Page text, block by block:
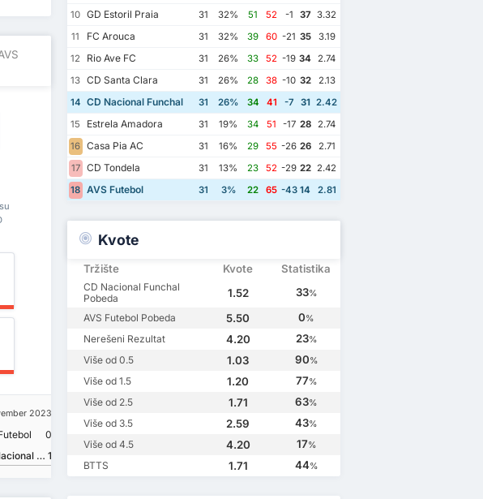
2023
0
CD Nacional Funchal 1
10 GD Estoril Praia 31 32% 51 52 -1 37 3.32
11
FC Arouca 31 32% 39 60 -21 35
3.19
12
Rio Ave FC 31 26% 33 52 -19 34 2.74
13 CD Santa Clara 31 26% 28 38 -10 32
2.13
14 CD Nacional Funchal 31 26% 34 41 -7 31 2.42
15
Estrela Amadora 31 19% 34 51 -17 28
2.74
16 Casa Pia AC 31 16% 29 55 -26 26
2.71
17 CD Tondela 31 13% 23 52 -29 22 2.42
18 AVS Futebol 31 3% 22 65 -43 14 2.81
Kvote
Tržište Kvote Statistika
CD Nacional Funchal
Pobeda
1.52 33%
AVS Futebol Pobeda 5.50 0%
Nerešeni Rezultat 4.20 23%
Više od 0.5 1.03 90%
Više od 1.5 1.20 77%
Više od 2.5 1.71 63%
Više od 3.5 2.59 43%
Više od 4.5 4.20 17%
BTTS 1.71 44%